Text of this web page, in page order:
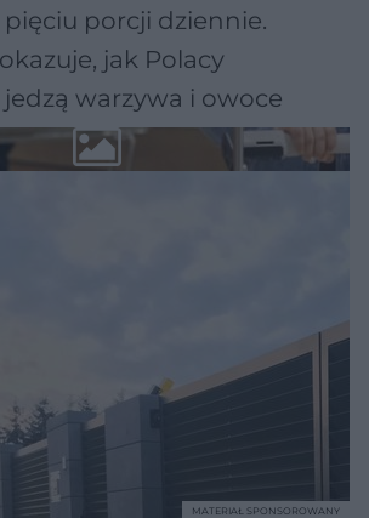
porcji dziennie.
jak Polacy
warzywa i owoce
MATERIAŁ SPONSOROWANY